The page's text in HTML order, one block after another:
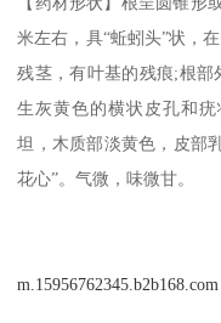
米左右，具“蚯蚓头”状，
残茎，有叶基的残痕;根部
生灰黄色的横状皮孔和
坦，木质部淡黄色，皮部
花心”。气微，味微甘。
m.15956762345.b2b168.com